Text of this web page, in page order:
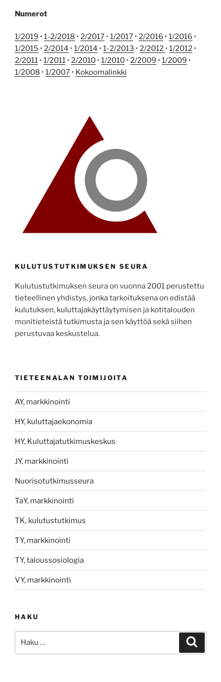
Numerot
1/2019 • 1-2/2018 • 2/2017 • 1/2017 • 2/2016 • 1/2016 •
1/2015 • 2/2014 • 1/2014 • 1-2/2013 • 2/2012 • 1/2012 •
2/2011 • 1/2011 • 2/2010 • 1/2010 • 2/2009 • 1/2009 •
1/2008 • 1/2007 • Kokoomalinkki
KULUTUSTUTKIMUKSEN SEURA
Kulutustutkimuksen seura on vuonna 2001 perustettu
tieteellinen yhdistys, jonka tarkoituksena on edistää
kulutuksen, kuluttajakäyttäytymisen ja kotitalouden
monitieteistä tutkimusta ja sen käyttöä sekä siihen
perustuvaa keskustelua.
TIETEENALAN TOIMIJOITA
AY, markkinointi
HY, kuluttajaekonomia
HY, Kuluttajatutkimuskeskus
JY, markkinointi
Nuorisotutkimusseura
TaY, markkinointi
TK, kulutustutkimus
TY, markkinointi
TY, taloussosiologia
VY, markkinointi
HAKU